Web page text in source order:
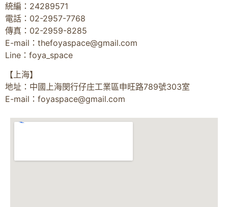
統編：24289571
電話：02-2957-7768
傳真：02-2959-8285
E-mail： thefoyaspace@gmail.com
Line：foya_space
【上海】
地址：中國上海閔行仔庄工業區申旺路789號303室
E-mail： foyaspace@gmail.com